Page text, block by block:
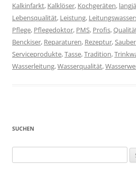
Kalkinfarkt, Kalklöser, Kochgeräten,
Lebensqualität, Leistung,
Pflege, Pflegedoktor, PMS, Profis,
Benckiser, Reparaturen, Rezeptur,
Serviceprodukte,Tasse,Tradition,
Wasserleitung,Wasserqualität,
SUCHEN
nach: